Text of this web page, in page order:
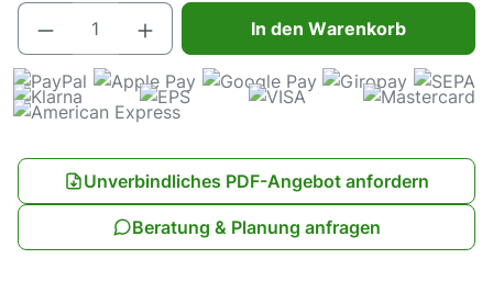
Produkt Anzahl: Gib den gewünschten
In den Warenkorb
Unverbindliches PDF-Angebot anfordern
Beratung & Planung anfragen